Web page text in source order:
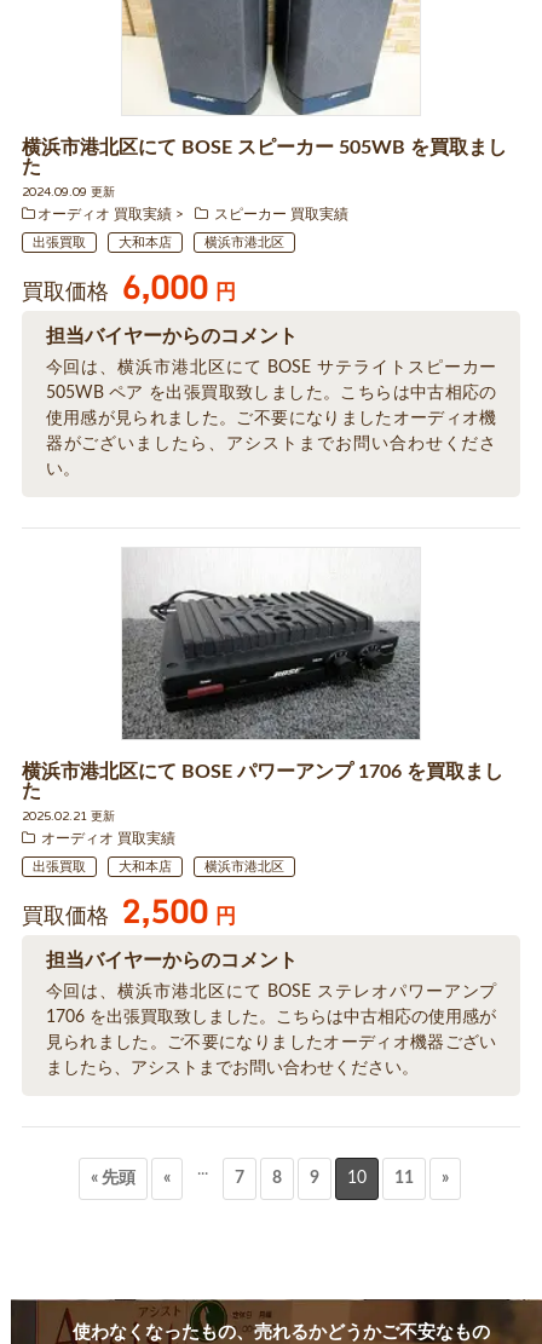
横浜市港北区にて BOSE スピーカー 505WB を買取まし
た
2024.09.09 更新
オーディオ 買取実績
スピーカー 買取実績
出張買取 大和本店 横浜市港北区
買取価格 6,000 円
担当バイヤーからのコメント
今回は、横浜市港北区にて BOSE サテライトスピーカー
505WB ペア を出張買取致しました。こちらは中古相応の
使用感が見られました。ご不要になりましたオーディオ機
器がございましたら、アシストまでお問い合わせくださ
い。
横浜市港北区にて BOSE パワーアンプ 1706 を買取まし
た
2025.02.21 更新
オーディオ 買取実績
出張買取 大和本店 横浜市港北区
買取価格 2,500 円
担当バイヤーからのコメント
今回は、横浜市港北区にて BOSE ステレオパワーアンプ
1706 を出張買取致しました。こちらは中古相応の使用感が
見られました。ご不要になりましたオーディオ機器ござい
ましたら、アシストまでお問い合わせください。
« 先頭 « ... 7 8 9 10 11 »
使わなくなったもの、売れるかどうかご不安なもの